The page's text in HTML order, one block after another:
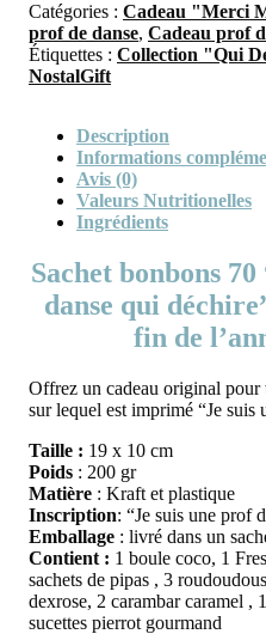
Catégories : Cadeau "Merci
prof de danse, Cadeau prof
Étiquettes : Collection "Qui
NostalGift
Description
Informations
Avis (0)
Valeurs Nutritionelles
Ingrédients
Sachet bonbons
danse qui
fin de
Offrez un cadeau original pour
sur lequel est imprimé “Je suis
Taille : 19 x 10 cm
Poids : 200 gr
Matière : Kraft et plastique
Inscription: “Je suis une prof
Emballage : livré dans un
Contient : 1 boule coco, 1
sachets de pipas , 3
dexrose, 2 carambar caramel ,
sucettes pierrot gourmand